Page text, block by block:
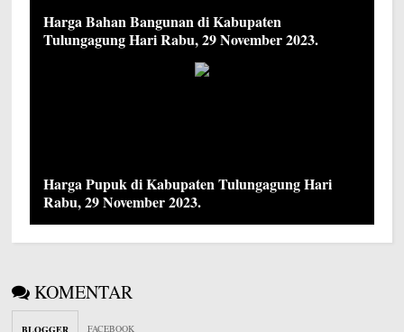
Harga Bahan Bangunan di Kabupaten
Tulungagung Hari Rabu, 29 November 2023.
Harga Pupuk di Kabupaten Tulungagung Hari
Rabu, 29 November 2023.
KOMENTAR
BLOGGER FACEBOOK